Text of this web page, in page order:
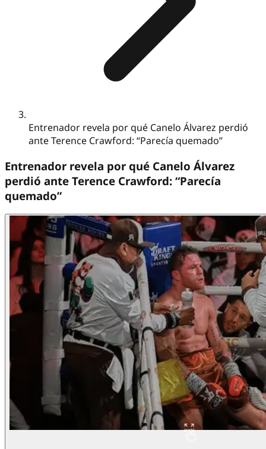
Entrenador revela por qué Canelo Álvarez perdió
ante Terence Crawford: “Parecía quemado”
Entrenador revela por qué Canelo Álvarez
perdió ante Terence Crawford: “Parecía
quemado”